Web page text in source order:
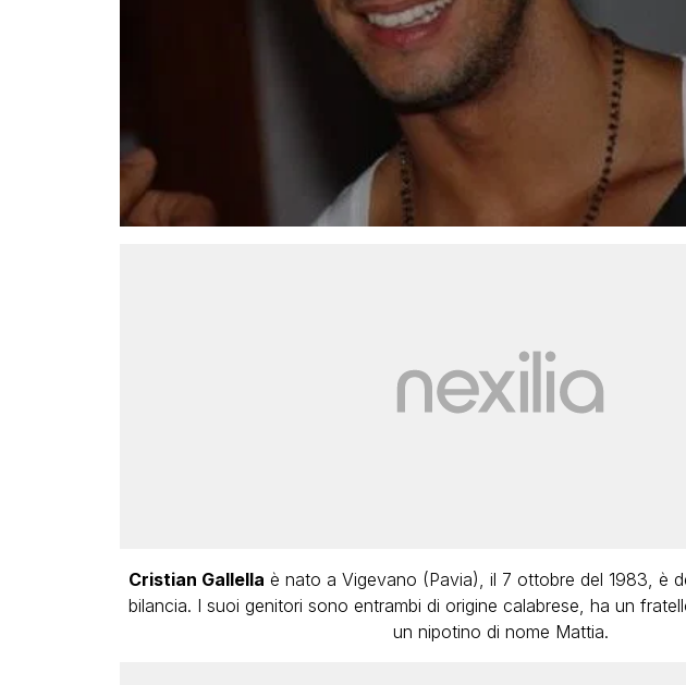
Cristian Gallella è nato a Vigevano (Pavia), il 7 ottobre del 1983, è
bilancia. I suoi genitori sono entrambi di origine calabrese, ha un
un nipotino di nome Mattia.